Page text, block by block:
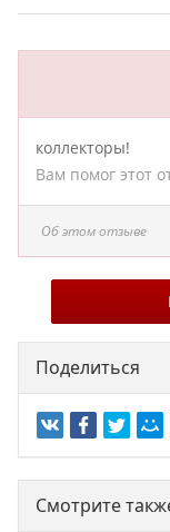
коллекторы!
Вам помог этот
Об этом отзыве
Поделиться
Смотрите